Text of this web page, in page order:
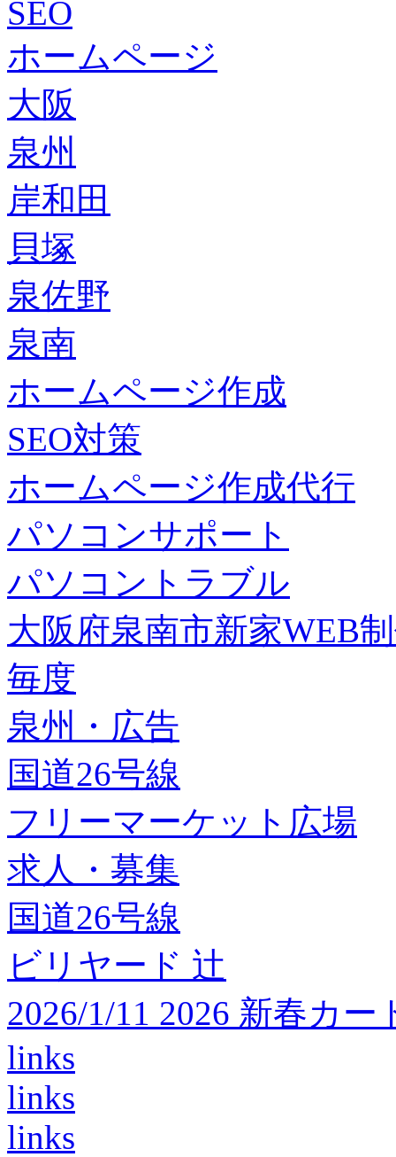
SEO
ホームページ
大阪
泉州
岸和田
貝塚
泉佐野
泉南
ホームページ作成
SEO対策
ホームページ作成代行
パソコンサポート
パソコントラブル
大阪府泉南市新家WEB
毎度
泉州・広告
国道26号線
フリーマーケット広場
求人・募集
国道26号線
ビリヤード 辻
2026/1/11 2026 新春カ
links
links
links